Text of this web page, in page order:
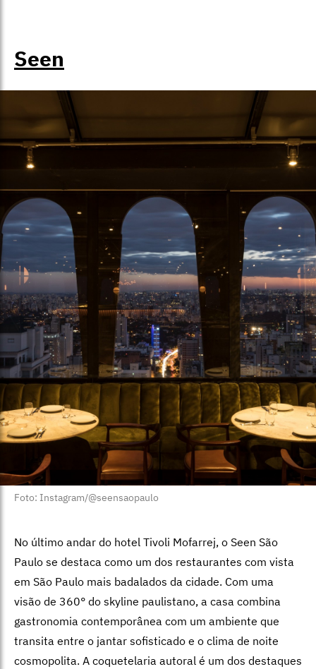
Seen
Foto: Instagram/@seensaopaulo
No último andar do hotel Tivoli Mofarrej, o Seen São
Paulo se destaca como um dos restaurantes com vista
em São Paulo mais badalados da cidade. Com uma
visão de 360° do skyline paulistano, a casa combina
gastronomia contemporânea com um ambiente que
transita entre o jantar sofisticado e o clima de noite
cosmopolita. A coquetelaria autoral é um dos destaques